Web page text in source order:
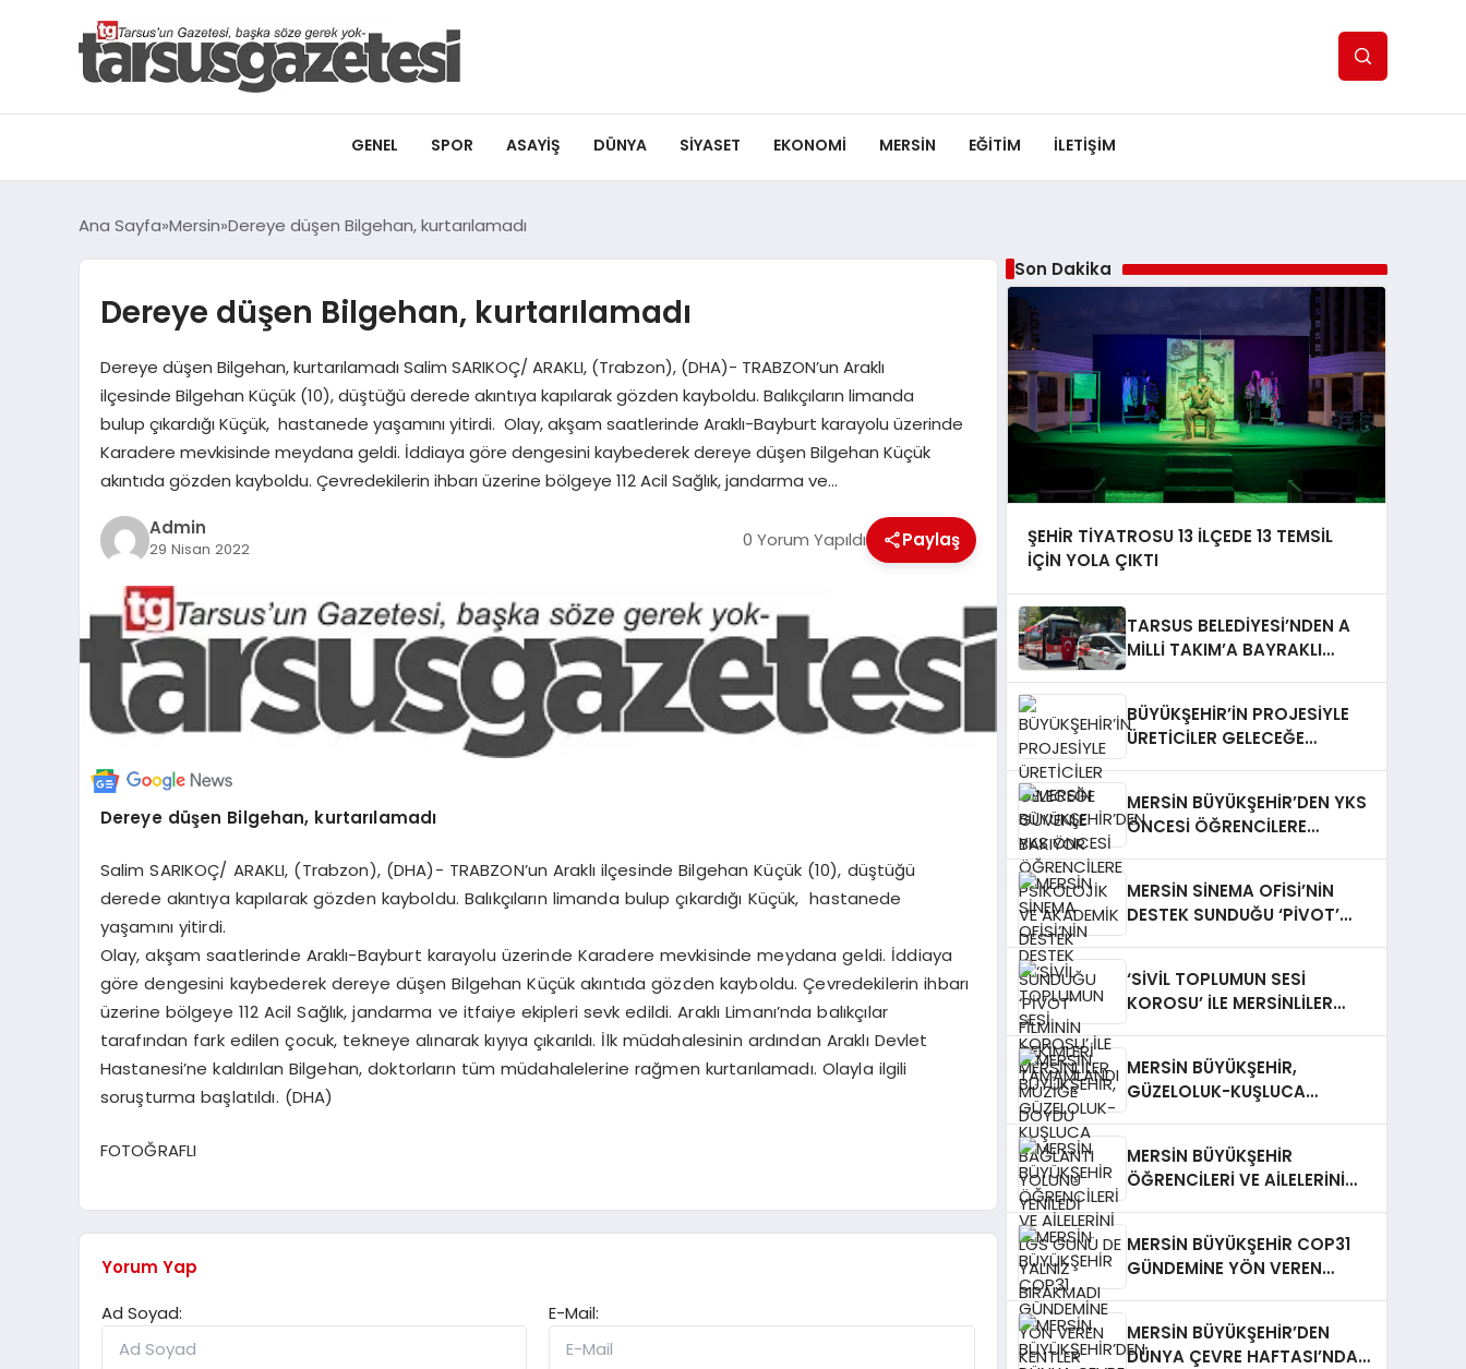
GENEL SPOR ASAYIŞ DÜNYA SIYASET EKONOMI MERSIN EĞITIM İLETIŞIM
Ana Sayfa Mersin Dereye düşen Bilgehan, kurtarılamadı
Dereye düşen Bilgehan, kurtarılamadı
Dereye düşen Bilgehan, kurtarılamadı Salim SARIKOÇ/ ARAKLI, (Trabzon), (DHA)- TRABZON’un Araklı
ilçesinde Bilgehan Küçük (10), düştüğü derede akıntıya kapılarak gözden kayboldu. Balıkçıların limanda
bulup çıkardığı Küçük, hastanede yaşamını yitirdi. Olay, akşam saatlerinde Araklı-Bayburt karayolu üzerinde
Karadere mevkisinde meydana geldi. İddiaya göre dengesini kaybederek dereye düşen Bilgehan Küçük
akıntıda gözden kayboldu. Çevredekilerin ihbarı üzerine bölgeye 112 Acil Sağlık, jandarma ve…
Admin
29 Nisan 2022 0 Yorum Yapıldı Paylaş
Dereye düşen Bilgehan, kurtarılamadı
Salim SARIKOÇ/ ARAKLI, (Trabzon), (DHA)- TRABZON’un Araklı ilçesinde Bilgehan Küçük (10), düştüğü
derede akıntıya kapılarak gözden kayboldu. Balıkçıların limanda bulup çıkardığı Küçük, hastanede
yaşamını yitirdi.
Olay, akşam saatlerinde Araklı-Bayburt karayolu üzerinde Karadere mevkisinde meydana geldi. İddiaya
göre dengesini kaybederek dereye düşen Bilgehan Küçük akıntıda gözden kayboldu. Çevredekilerin ihbarı
üzerine bölgeye 112 Acil Sağlık, jandarma ve itfaiye ekipleri sevk edildi. Araklı Limanı’nda balıkçılar
tarafından fark edilen çocuk, tekneye alınarak kıyıya çıkarıldı. İlk müdahalesinin ardından Araklı Devlet
Hastanesi’ne kaldırılan Bilgehan, doktorların tüm müdahalelerine rağmen kurtarılamadı. Olayla ilgili
soruşturma başlatıldı. (DHA)
FOTOĞRAFLI
Yorum Yap
Ad Soyad:
E-Mail:
Son Dakika
ŞEHİR TİYATROSU 13 İLÇEDE 13 TEMSİL
İÇİN YOLA ÇIKTI
TARSUS BELEDİYESİ’NDEN A
MİLLİ TAKIM’A BAYRAKLI
BÜYÜKŞEHİR’İN PROJESİYLE
ÜRETİCİLER GELECEĞE
MERSİN BÜYÜKŞEHİR’DEN YKS
ÖNCESİ ÖĞRENCİLERE
MERSİN SİNEMA OFİSİ’NİN
DESTEK SUNDUĞU ‘PİVOT’
‘SİVİL TOPLUMUN SESİ
KOROSU’ İLE MERSİNLİLER
MERSİN BÜYÜKŞEHİR,
GÜZELOLUK-KUŞLUCA
MERSİN BÜYÜKŞEHİR
ÖĞRENCİLERİ VE AİLELERİNİ
MERSİN BÜYÜKŞEHİR COP31
GÜNDEMİNE YÖN VEREN
MERSİN BÜYÜKŞEHİR’DEN
DÜNYA ÇEVRE HAFTASI’NDA